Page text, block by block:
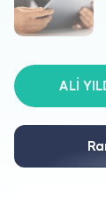
Hakkımızda
Doktorlar
ALİ